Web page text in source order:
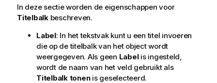
In deze sectie worden de eigenschappen voor
Titelbalkbeschreven.
Label: In het tekstvak kunt u een titel invoeren
die op de titelbalk van het object wordt
weergegeven. Als geen Labelis ingesteld,
wordt de naam van het veld gebruikt als
Titelbalk tonenis geselecteerd.